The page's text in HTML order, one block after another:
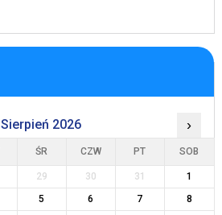
Sierpień 2026 ›
ŚR CZW PT SOB
29 30 31
1
5 6 7
8